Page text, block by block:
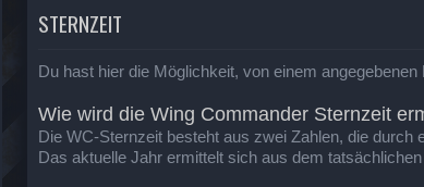
STERNZEIT
Du hast hier die Möglichkeit, von einem
Wie wird die Wing Commander Sternzeit
Die WC-Sternzeit besteht aus zwei Zahlen, die durch
Das aktuelle Jahr ermittelt sich aus dem